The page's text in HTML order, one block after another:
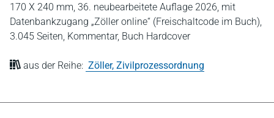
170 X 240 mm, 36. neubearbeitete Auflage 2026, mit
Datenbankzugang „Zöller online“ (Freischaltcode im Buch),
3.045 Seiten, Kommentar, Buch Hardcover
aus der Reihe: Zöller, Zivilprozessordnung